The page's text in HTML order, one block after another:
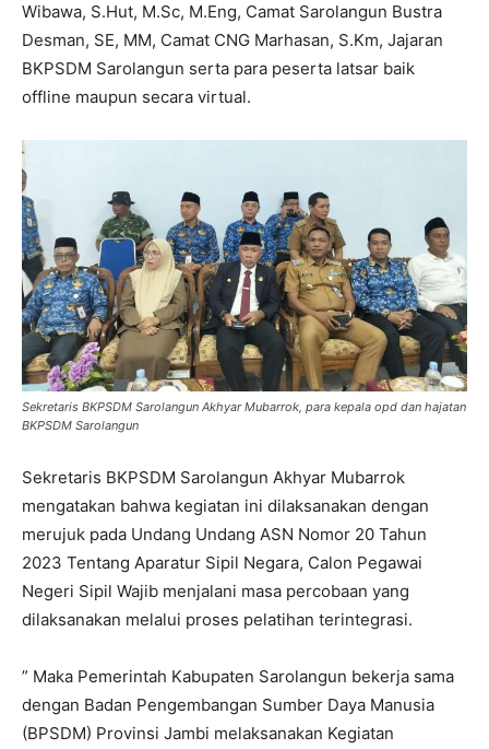
Wibawa, S.Hut, M.Sc, M.Eng, Camat Sarolangun Bustra
Desman, SE, MM, Camat CNG Marhasan, S.Km, Jajaran
BKPSDM Sarolangun serta para peserta latsar baik
offline maupun secara virtual.
Sekretaris BKPSDM Sarolangun Akhyar Mubarrok, para kepala opd dan hajatan
BKPSDM Sarolangun
Sekretaris BKPSDM Sarolangun Akhyar Mubarrok
mengatakan bahwa kegiatan ini dilaksanakan dengan
merujuk pada Undang Undang ASN Nomor 20 Tahun
2023 Tentang Aparatur Sipil Negara, Calon Pegawai
Negeri Sipil Wajib menjalani masa percobaan yang
dilaksanakan melalui proses pelatihan terintegrasi.
” Maka Pemerintah Kabupaten Sarolangun bekerja sama
dengan Badan Pengembangan Sumber Daya Manusia
(BPSDM) Provinsi Jambi melaksanakan Kegiatan